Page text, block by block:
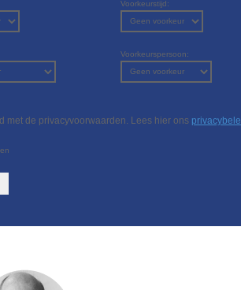
Voorkeurstijd:
Voorkeurspersoon:
met de privacyvoorwaarden. Lees hier ons